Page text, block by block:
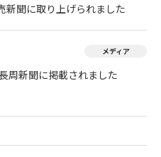
新聞に取り上げられました
メディア
周新聞に掲載されました